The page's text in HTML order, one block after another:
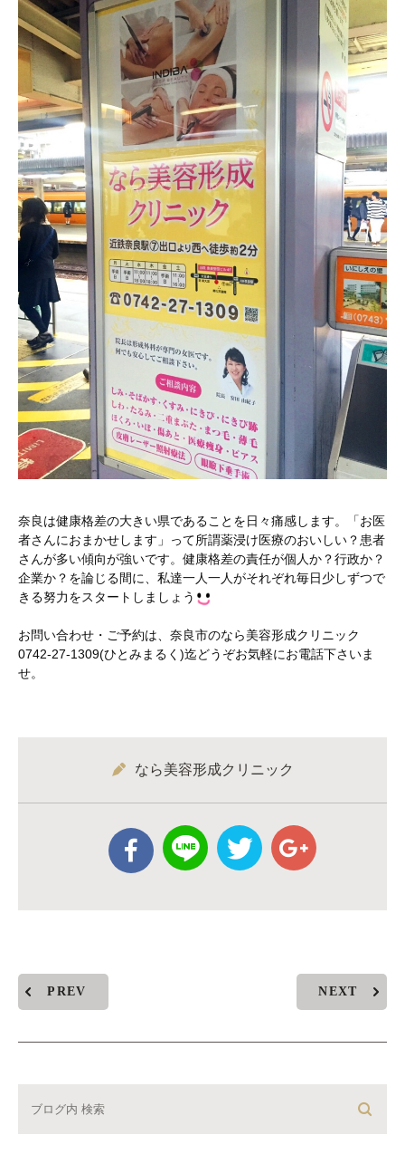
奈良は健康格差の大きい県であることを日々痛感します。「お医
者さんにおまかせします」って所謂薬浸け医療のおいしい？患者
さんが多い傾向が強いです。健康格差の責任が個人か？行政か？
企業か？を論じる間に、私達一人一人がそれぞれ毎日少しずつで
きる努力をスタートしましょう
お問い合わせ・ご予約は、奈良市のなら美容形成クリニック
0742-27-1309(ひとみまるく)迄どうぞお気軽にお電話下さいま
せ。
なら美容形成クリニック
PREV NEXT